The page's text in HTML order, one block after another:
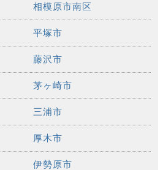
相模原市南区
平塚市
藤沢市
茅ヶ崎市
三浦市
厚木市
伊勢原市